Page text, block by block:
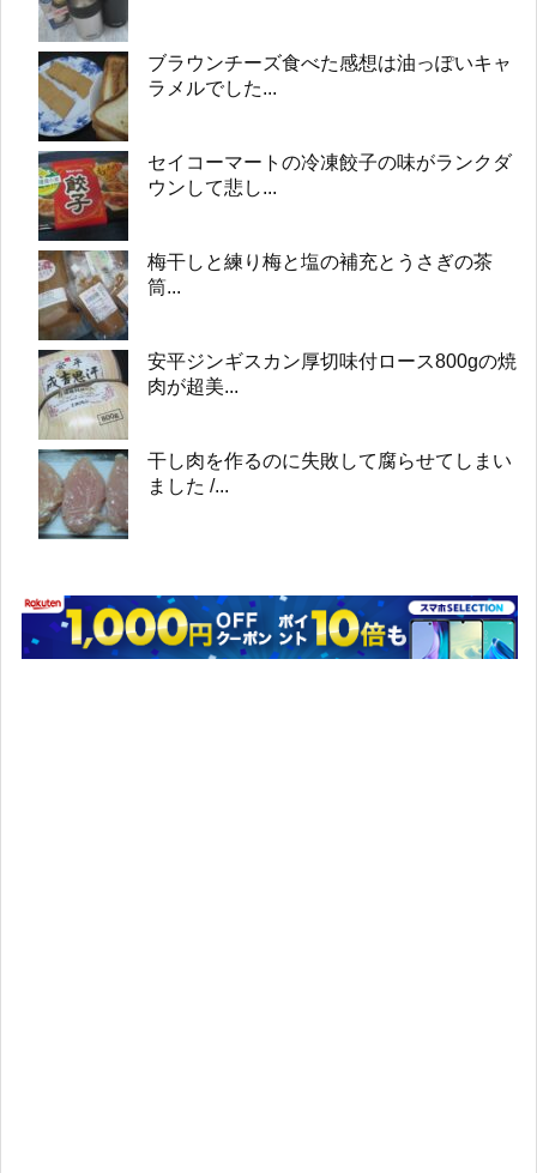
ブラウンチーズ食べた感想は油っぽいキャ
ラメルでした...
セイコーマートの冷凍餃子の味がランクダ
ウンして悲し...
梅干しと練り梅と塩の補充とうさぎの茶
筒...
安平ジンギスカン厚切味付ロース800gの焼
肉が超美...
干し肉を作るのに失敗して腐らせてしまい
ました /...